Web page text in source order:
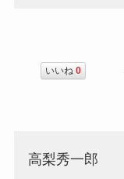
いいね 0
高梨秀一郎